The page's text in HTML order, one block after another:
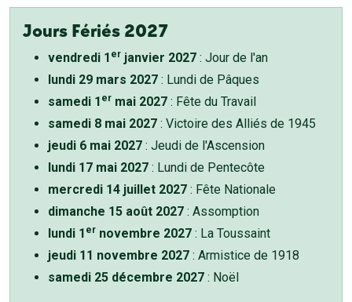
Jours Fériés 2027
vendredi 1 er janvier 2027 : Jour de l'an
lundi 29 mars 2027 : Lundi de Pâques
samedi 1 er mai 2027 : Fête du Travail
samedi 8 mai 2027 : Victoire des Alliés de 1945
jeudi 6 mai 2027 : Jeudi de l'Ascension
lundi 17 mai 2027 : Lundi de Pentecôte
mercredi 14 juillet 2027 : Fête Nationale
dimanche 15 août 2027 : Assomption
lundi 1 er novembre 2027 : La Toussaint
jeudi 11 novembre 2027 : Armistice de 1918
samedi 25 décembre 2027 : Noël